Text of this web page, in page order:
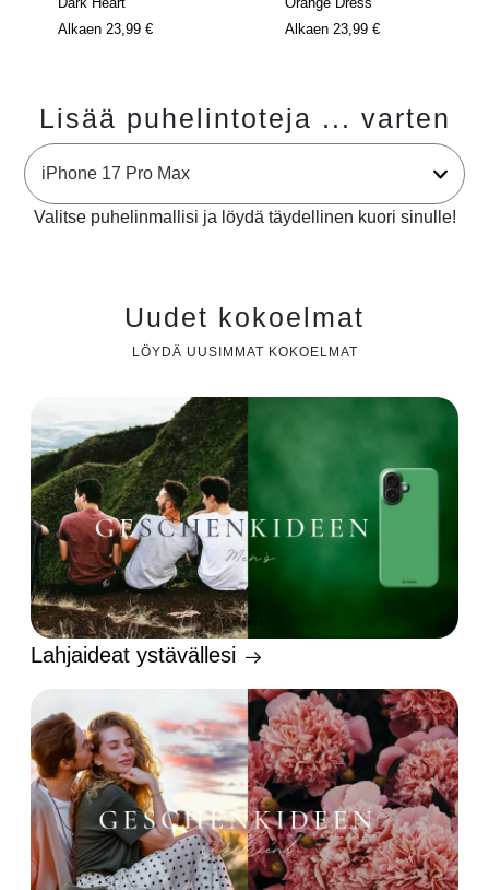
Alkaen 23,99 €
Alkaen 23,99 €
Lisää puhelintoteja ... varten
Valitse puhelinmallisi ja löydä täydellinen kuori sinulle!
Uudet kokoelmat
LÖYDÄ UUSIMMAT KOKOELMAT
Lahjaideat ystävällesi